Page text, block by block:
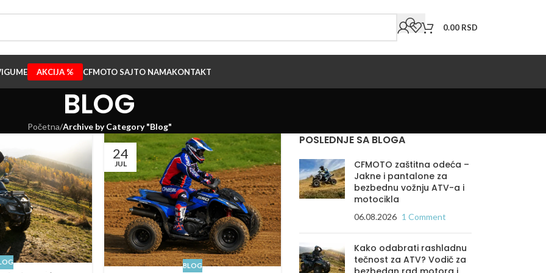
0.00 RSD
GUME AKCIJA % CFMOTO SAJTO NAMAKONTAKT
BLOG
Početna/Archive by Category "Blog"
24
JUL
BLOG
POSLEDNJE SA BLOGA
CFMOTO zaštitna odeća –
Jakne i pantalone za
bezbednu vožnju ATV-a i
motocikla
06.08.2026 1 Comment
Kako odabrati rashladnu
tečnost za ATV? Vodič za